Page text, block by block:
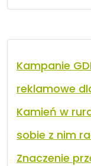
Kampanie
reklamowe
Kamień w
sobie z nim
Znaczenie